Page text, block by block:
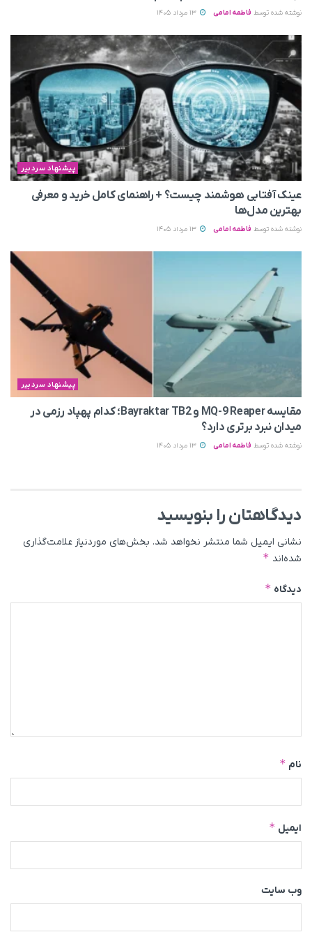
نوشته شده توسط فاطمه امامی
پیشنهاد سردبیر
عینک آفتابی هوشمند چیست؟ + راهنمای کامل خرید و معرفی
بهترین مدل‌ها
نوشته شده توسط فاطمه امامی
پیشنهاد سردبیر
مقایسه MQ-9 Reaper و Bayraktar TB2؛ کدام پهپاد رزمی در
میدان نبرد برتری دارد؟
نوشته شده توسط فاطمه امامی
دیدگاهتان را بنویسید
نشانی ایمیل شما منتشر نخواهد شد. بخش‌های موردنیاز علامت‌گذاری
شده‌اند *
دیدگاه *
نام *
ایمیل *
وب‌ سایت